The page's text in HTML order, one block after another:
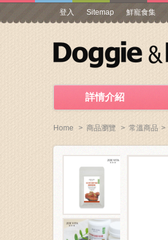
登入 Sitemap 鮮寵食集
詳情介紹
Home > 商品瀏覽 > 常溫商品 >